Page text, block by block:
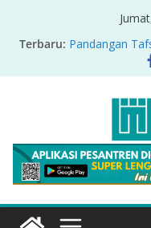
Terbaru: Pandangan
Nikel di Raja
PRODUK
Sirah Nabawiyah
Oversharing
Ayat Bicara
Menyikapi
Cerminan